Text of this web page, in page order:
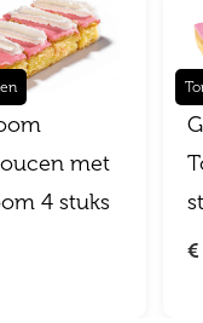
met
4 stuks
€